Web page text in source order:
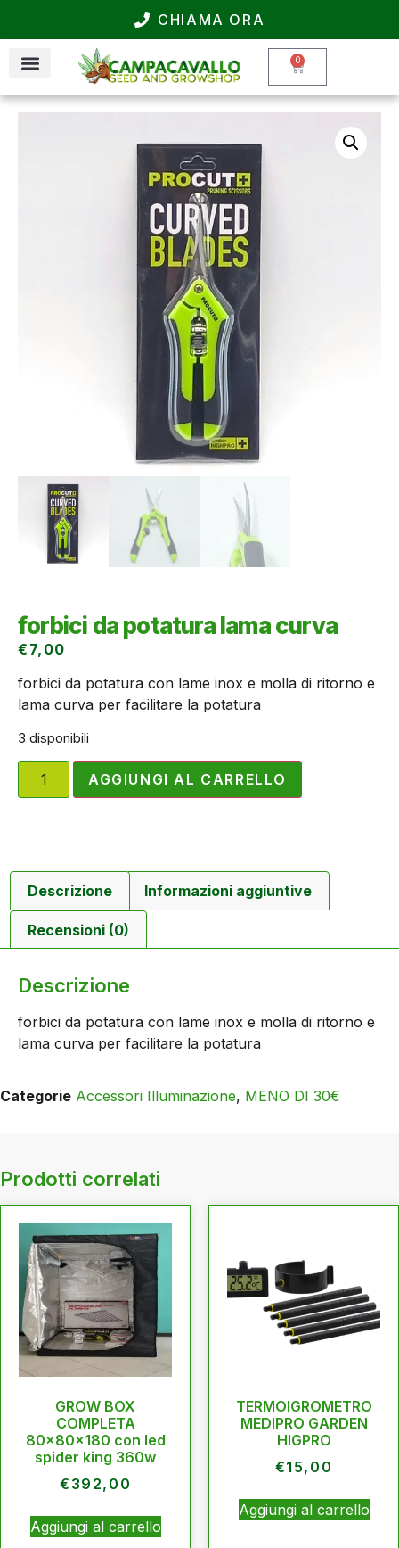
CHIAMA ORA
0
forbici da potatura lama curva
€ 7,00
forbici da potatura con lame inox e molla di ritorno e
lama curva per facilitare la potatura
3 disponibili
AGGIUNGI AL CARRELLO
Descrizione Informazioni aggiuntive
Recensioni (0)
Descrizione
forbici da potatura con lame inox e molla di ritorno e
lama curva per facilitare la potatura
Categorie Accessori Illuminazione, MENO DI 30€
Prodotti correlati
GROW BOX
COMPLETA
80x80x180 con led
spider king 360w
€ 392,00
Aggiungi al carrello
TERMOIGROMETRO
MEDIPRO GARDEN
HIGPRO
€15,00
Aggiungi al carrello